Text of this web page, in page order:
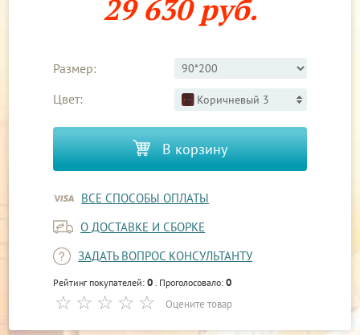
29 630 руб.
Размер:
Цвет:
Коричневый 3
В корзину
ВСЕ СПОСОБЫ ОПЛАТЫ
О ДОСТАВКЕ И СБОРКЕ
ЗАДАТЬ ВОПРОС КОНСУЛЬТАНТУ
Рейтинг покупателей:0. Проголосовало:0
Оцените товар